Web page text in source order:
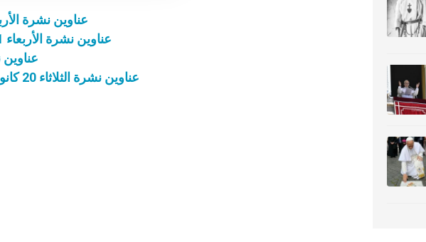
عناوين نشرة الأربعاء 23 حزيران 2021: الروح القدس
عناوين نشرة الأربعاء 21 كانون الأوّل 2022: الوسائل المساعدة للتمييز
عناوين نشرة
عناوين نشرة الثلاثاء 20 كانون الأوّل 2022: كلّنا خطأة لكنّنا لسنا كلّنا فاسدين